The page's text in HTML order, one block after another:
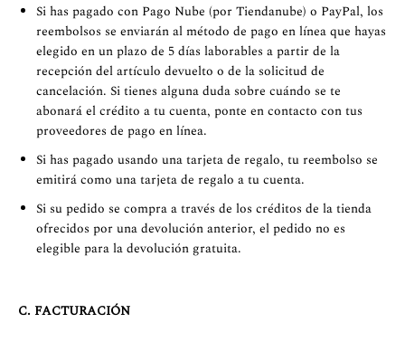
Si has pagado con Pago Nube (por Tiendanube) o PayPal, los
reembolsos se enviarán al método de pago en línea que hayas
elegido en un plazo de 5 días laborables a partir de la
recepción del artículo devuelto o de la solicitud de
cancelación. Si tienes alguna duda sobre cuándo se te
abonará el crédito a tu cuenta, ponte en contacto con tus
proveedores de pago en línea.
Si has pagado usando una tarjeta de regalo, tu reembolso se
emitirá como una tarjeta de regalo a tu cuenta.
Si su pedido se compra a través de los créditos de la tienda
ofrecidos por una devolución anterior, el pedido no es
elegible para la devolución gratuita.
C. FACTURACIÓN